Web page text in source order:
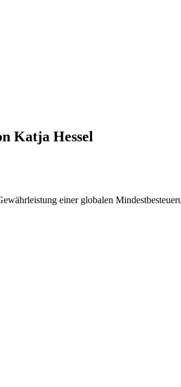
Katja Hessel
einer globalen